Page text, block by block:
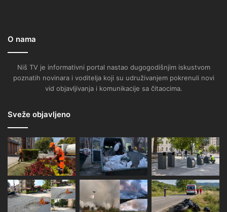
O nama
Niš TV je informativni portal nastao dugogodišnjim iskustvom
poznatih novinara i voditelja koji su udruživanjem pokrenuli novi
vid objavljivanja i komunikacije sa čitaocima.
Sveže objavljeno